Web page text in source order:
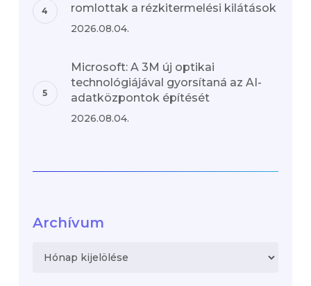
romlottak a rézkitermelési kilátások
2026.08.04.
Microsoft: A 3M új optikai
technológiájával gyorsítaná az AI-
adatközpontok építését
2026.08.04.
Archívum